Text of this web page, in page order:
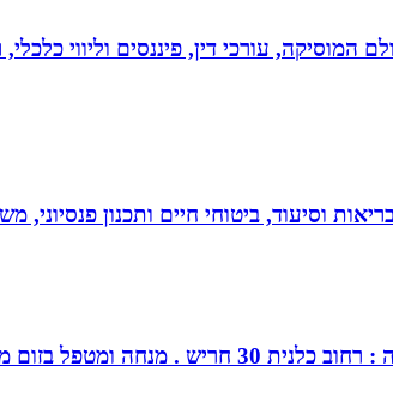
המוסיקה, עורכי דין, פיננסים וליווי
וסיעוד, ביטוחי חיים ותכנון פנסיוני,
בזום מכל מקום .